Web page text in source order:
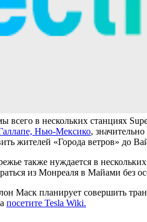
всего в нескольких станциях
Нью-Мексико,
жителей «Города ветров» до
также нуждается в
из Монреаля в Майами без
Маск планирует совершить
посетите Tesla Wiki.